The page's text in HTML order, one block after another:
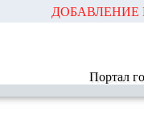
ДОБАВЛЕНИЕ
Портал